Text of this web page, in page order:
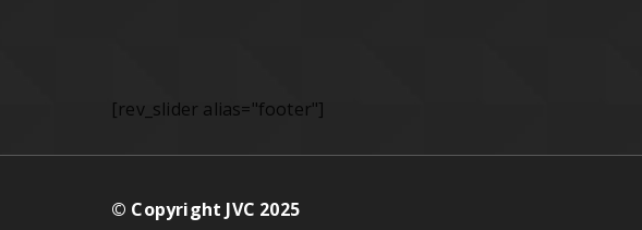
[rev_slider alias="footer"]
© Copyright JVC 2025